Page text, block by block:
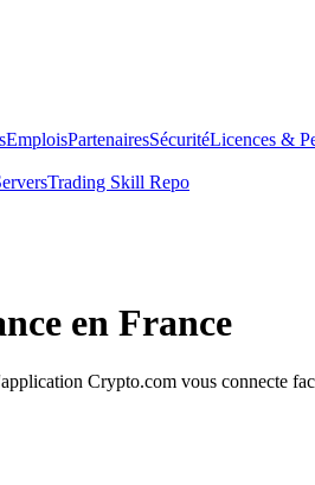
EmploisPartenairesSécuritéLicences &
Trading Skill Repo
en France
Crypto.com vous connecte